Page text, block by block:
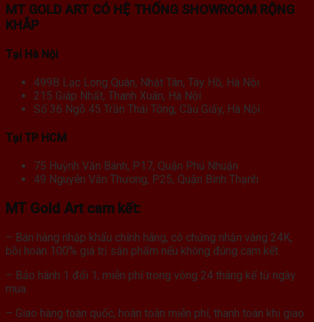
MT GOLD ART CÓ HỆ THỐNG SHOWROOM RỘNG
KHẮP
Tại Hà Nội
499B Lạc Long Quân, Nhật Tân, Tây Hồ, Hà Nội
215 Giáp Nhất, Thanh Xuân, Hà Nội
Số 36 Ngõ 45 Trần Thái Tông, Cầu Giấy, Hà Nội
Tại TP HCM
75 Huỳnh Văn Bánh, P17, Quận Phú Nhuận
49 Nguyễn Văn Thương, P25, Quận Bình Thạnh
MT Gold Art cam kết:
– Bán hàng nhập khẩu chính hãng, có chứng nhận vàng 24K,
bồi hoàn 100% giá trị sản phẩm nếu không đúng cam kết.
– Bảo hành 1 đổi 1, miễn phí trong vòng 24 tháng kể từ ngày
mua.
– Giao hàng toàn quốc, hoàn toàn miễn phí, thanh toán khi giao